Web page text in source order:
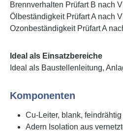
Brennverhalten Prüfart B nach
Ölbeständigkeit Prüfart A nach
Ozonbeständigkeit Prüfart A
Ideal als Einsatzbereiche
Ideal als Baustellenleitung,
Komponenten
Cu-Leiter, blank,
Adern Isolation aus